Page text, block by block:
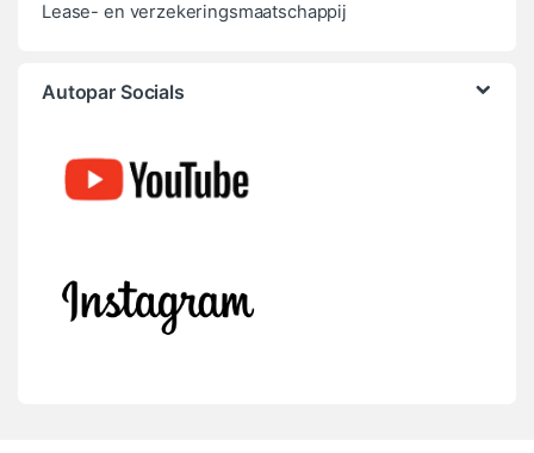
Lease- en verzekeringsmaatschappij
Autopar Socials